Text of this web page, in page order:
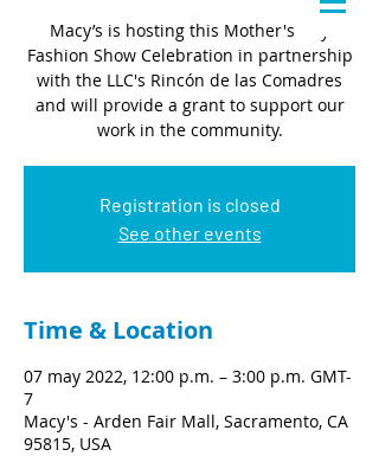
Macy’s is hosting this Mother's Day
Fashion Show Celebration in partnership
with the LLC's Rincón de las Comadres
and will provide a grant to support our
work in the community.
Registration is closed
See other events
Time & Location
07 may 2022, 12:00 p.m. – 3:00 p.m. GMT-
7
Macy's - Arden Fair Mall, Sacramento, CA
95815, USA